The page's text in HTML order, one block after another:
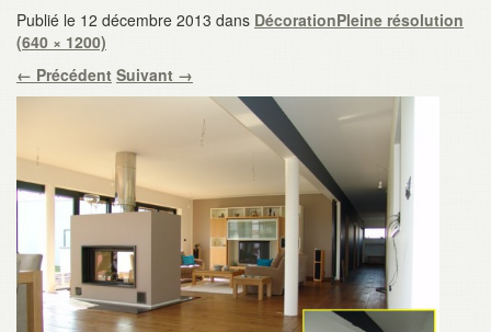
Publié le 12 décembre 2013 dans DécorationPleine résolution
(640 × 1200)
← Précédent Suivant →